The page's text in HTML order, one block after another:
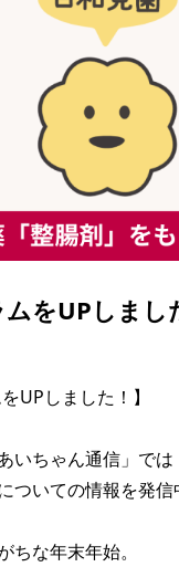
をUPしまし
UPしました！】
いちゃん通信」では
ついての情報を発信
ちな年末年始。